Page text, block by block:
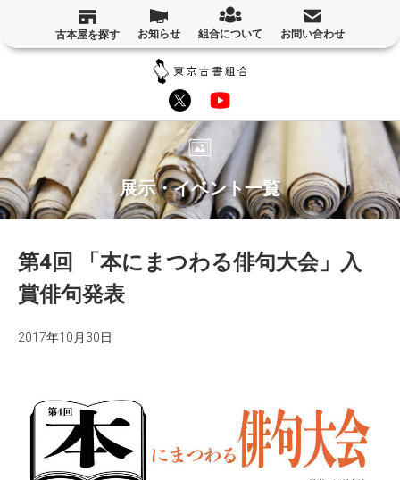
古本屋を探す お知らせ 組合について お問い合わせ
展示・イベント一覧
第4回 「本にまつわる俳句大会」入
賞俳句発表
2017年10月30日